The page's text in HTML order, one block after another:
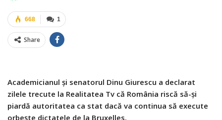
1
668
Share
Academicianul şi senatorul Dinu Giurescu a declarat
zilele trecute la Realitatea Tv că România riscă să-şi
piardă autoritatea ca stat dacă va continua să execute
orbeşte dictatele de la Bruxelles.